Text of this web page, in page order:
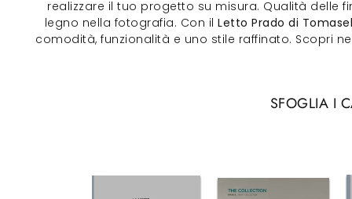
realizzare il tuo progetto su misura. Qualità
legno nella fotografia. Con ilLetto Prado di
comodità, funzionalità e uno stile raffinato. Scopri
SFOGLIA I